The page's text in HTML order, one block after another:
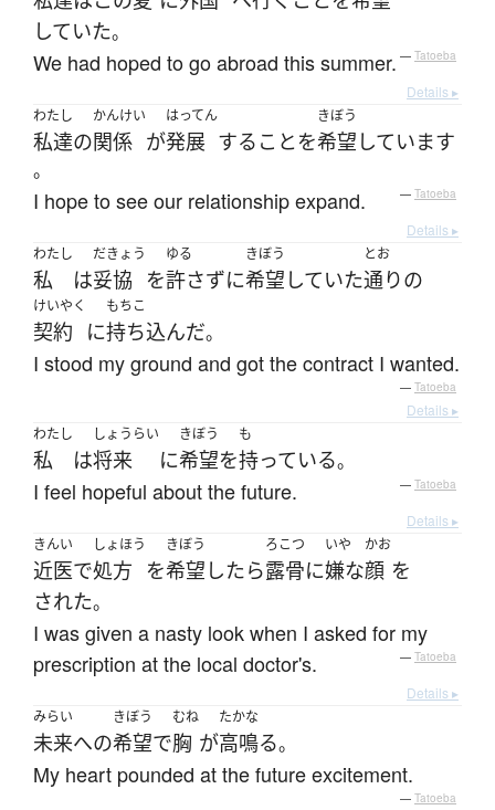
していた。
We had hoped to go abroad this summer. — Tatoeba
Details ▸
わたし
私達の
かんけい
関係 が
はってん
発展 する ことを
きぼう
希望 しています
。
I hope to see our relationship expand. — Tatoeba
Details ▸
わたし
私 は
だきょう
妥協 を
ゆる
許さずに
きぼう
希望 していた
とお
通りの
けいやく
契約 に
もちこ
持ち込んだ。
I stood my ground and got the contract I wanted.
— Tatoeba
Details ▸
わたし
私 は
しょうらい
将来 に
きぼう
希望を
も
持っている。
I feel hopeful about the future. — Tatoeba
Details ▸
きんい
近医で
しょほう
処方 を
きぼう
希望 したら
ろこつ
露骨に
いや
嫌な
かお
顔 を
された。
I was given a nasty look when I asked for my
prescription at the local doctor's.
— Tatoeba
Details ▸
みらい
未来への
きぼう
希望で
むね
胸 が
たかな
高鳴る。
My heart pounded at the future excitement.
— Tatoeba